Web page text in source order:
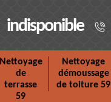
indisponible
Nettoyage
de
terrasse
59
Nettoyage
démoussage
de toiture 59